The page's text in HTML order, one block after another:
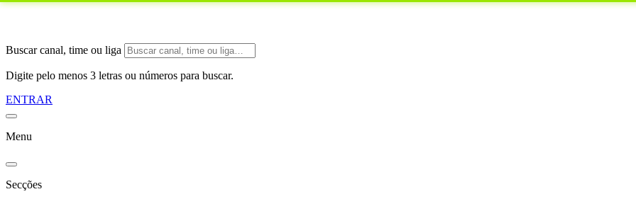
Buscar canal, time ou liga
Digite pelo menos 3 letras ou números para buscar.
ENTRAR
Menu
Secções